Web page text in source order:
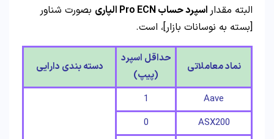
البته مقدار اسپرد حساب Pro ECN الپاری
بصورت شناور
[بسته به نوسانات بازار]، است.
نماد معاملاتی
حداقل اسپرد
(پیپ)
دسته بندی دارایی
Aave
1
ASX200
0